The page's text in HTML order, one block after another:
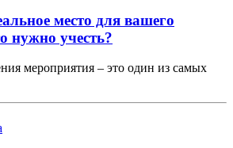
место для вашего
нужно учесть?
мероприятия – это один из самых